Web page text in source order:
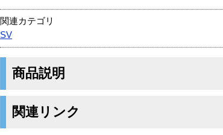
関連カテゴリ
SV
商品説明
関連リンク